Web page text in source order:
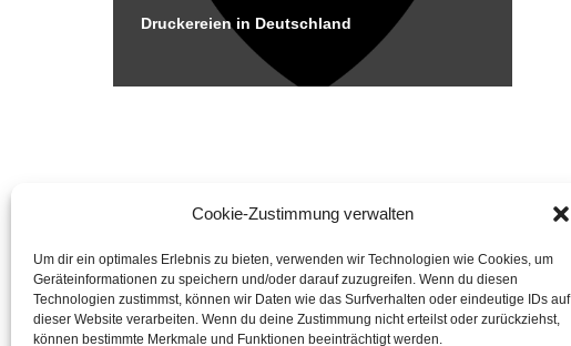
Cookie-Zustimmung verwalten
Um dir ein optimales Erlebnis zu bieten, verwenden wir Technologien wie Cookies, um
Geräteinformationen zu speichern und/oder darauf zuzugreifen. Wenn du diesen
Technologien zustimmst, können wir Daten wie das Surfverhalten oder eindeutige IDs auf
dieser Website verarbeiten. Wenn du deine Zustimmung nicht erteilst oder zurückziehst,
können bestimmte Merkmale und Funktionen beeinträchtigt werden.
Druckereien in Deutschland